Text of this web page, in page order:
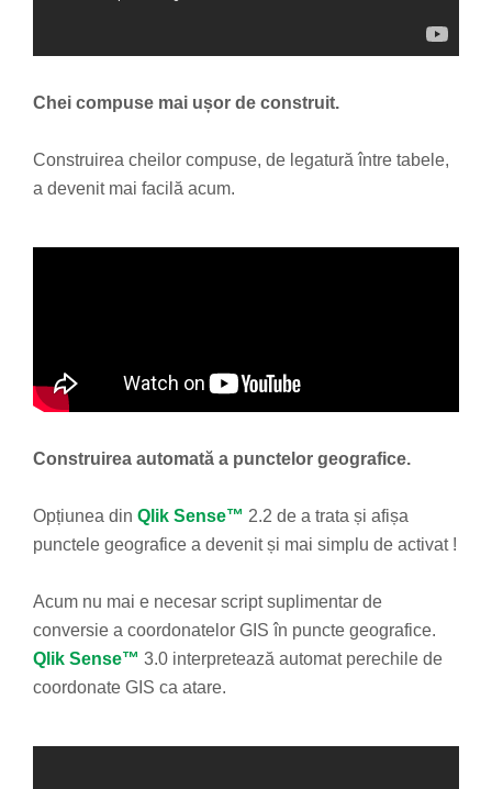
Chei compuse mai ușor de construit.
Construirea cheilor compuse, de legatură între tabele,
a devenit mai facilă acum.
Construirea automată a punctelor geografice.
Opțiunea din Qlik Sense™ 2.2 de a trata și afișa
punctele geografice a devenit și mai simplu de activat !
Acum nu mai e necesar script suplimentar de
conversie a coordonatelor GIS în puncte geografice.
Qlik Sense™ 3.0 interpretează automat perechile de
coordonate GIS ca atare.